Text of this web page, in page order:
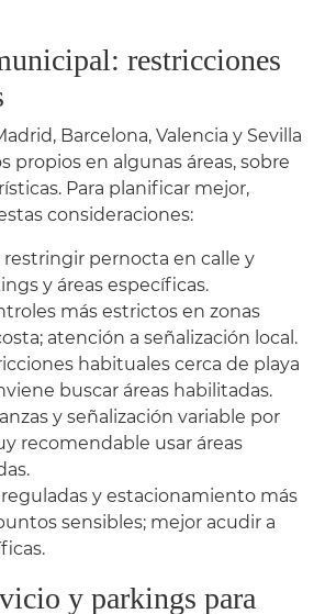
restricciones
Barcelona, Valencia y Sevilla
propios en algunas áreas, sobre
Para planificar mejor,
consideraciones:
restringir pernocta en calle y
y áreas específicas.
más estrictos en zonas
atención a señalización local.
habituales cerca de playa
buscar áreas habilitadas.
y señalización variable por
recomendable usar áreas
reguladas y estacionamiento más
sensibles; mejor acudir a
y parkings para